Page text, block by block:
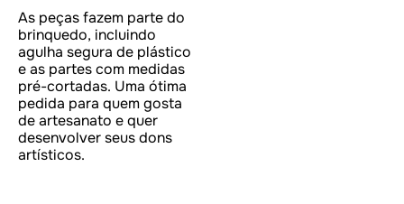
As peças fazem parte do
brinquedo, incluindo
agulha segura de plástico
e as partes com medidas
pré-cortadas. Uma ótima
pedida para quem gosta
de artesanato e quer
desenvolver seus dons
artísticos.